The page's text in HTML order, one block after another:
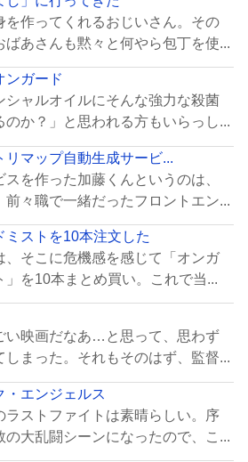
を作ってくれるおじいさん。その
ばあさんも黙々と何やら包丁を使...
ンガード
シャルオイルにそんな強力な殺菌
のか？」と思われる方もいらっし...
リマップ自動生成サービ...
スを作った加藤くんというのは、
前々職で一緒だったフロントエン...
ミストを10本注文した
、そこに危機感を感じて「オンガ
」を10本まとめ買い。これで当...
い映画だなあ…と思って、思わず
しまった。それもそのはず、監督...
・エンジェルス
ラストファイトは素晴らしい。序
の大乱闘シーンになったので、こ...